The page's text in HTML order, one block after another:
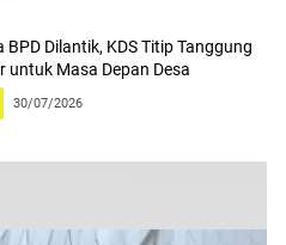
Dilantik, KDS Titip Tanggung
untuk Masa Depan Desa
30/07/2026